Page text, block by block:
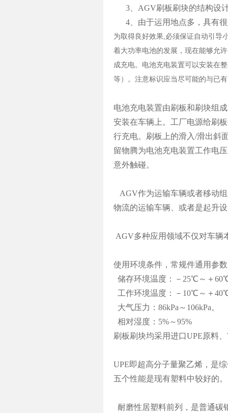
3、AGV刷板刷块的结构设
4、由于运用地点多，具有很
为取得良好效果,必须保证自动引导
着大功率电池的发展，现在能够允
成充电。电池充电装置可以安装在
等）。注意标识应当尽可能的与已
电池充电装置由刷板和刷块组
安装在车辆上。工厂电源给刷
行充电。刷板上的滑入/滑出斜
留物腾为电池充电装置工作电
意外触碰。
AGV作为运输车辆或者移动
物流的运输车辆、或者是起升
AGV多种应用领域不仅对车辆
使用环境条件，常规件通用参数
储存环境温度：－25℃～＋
工作环境温度：－10℃～＋
大气压力：86kPa～106kPa。
相对湿度：5%～95%
刷板刷块均采用进口UPE原料
UPE即超高分子量聚乙烯，是
五个性能是现有塑料中较好的。
耐磨性居塑料前列，是普通碳